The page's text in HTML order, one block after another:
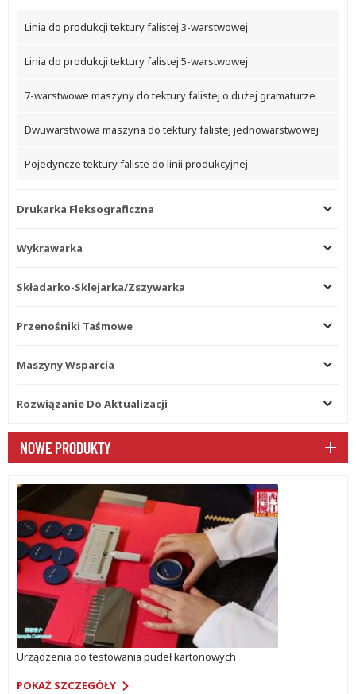
Linia do produkcji tektury falistej 3-warstwowej
Linia do produkcji tektury falistej 5-warstwowej
7-warstwowe maszyny do tektury falistej o dużej gramaturze
Dwuwarstwowa maszyna do tektury falistej jednowarstwowej
Pojedyncze tektury faliste do linii produkcyjnej
Drukarka Fleksograficzna
Wykrawarka
Składarko-Sklejarka/zszywarka
Przenośniki Taśmowe
Maszyny Wsparcia
Rozwiązanie Do Aktualizacji
NOWE PRODUKTY
Urządzenia do testowania pudeł kartonowych
POKAŻ SZCZEGÓŁY